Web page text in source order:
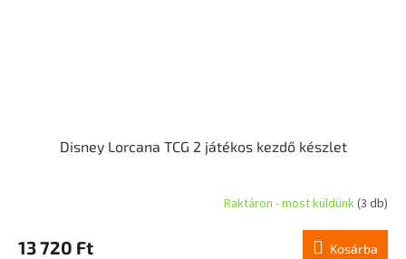
Disney Lorcana TCG 2 játékos kezdő készlet
Raktáron - most küldünk(3 db)
13 720 Ft Kosárba